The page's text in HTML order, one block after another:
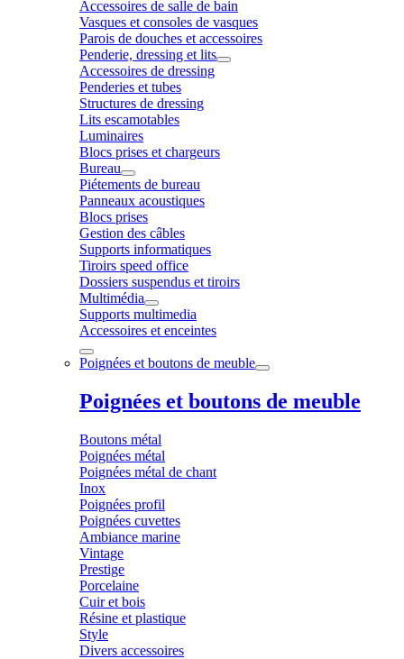
Accessoires de salle de bain
Vasques et consoles de vasques
Parois de douches et accessoires
Penderie, dressing et lits
Accessoires de dressing
Penderies et tubes
Structures de dressing
Lits escamotables
Luminaires
Blocs prises et chargeurs
Bureau
Piétements de bureau
Panneaux acoustiques
Blocs prises
Gestion des câbles
Supports informatiques
Tiroirs speed office
Dossiers suspendus et tiroirs
Multimédia
Supports multimedia
Accessoires et enceintes
Poignées et boutons de meuble
Poignées et boutons de meuble
Boutons métal
Poignées métal
Poignées métal de chant
Inox
Poignées profil
Poignées cuvettes
Ambiance marine
Vintage
Prestige
Porcelaine
Cuir et bois
Résine et plastique
Style
Divers accessoires